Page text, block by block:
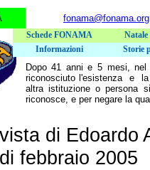
fonama@fonama.org
Dopo 41 anni e 5 mesi,
riconosciuto l'esistenza e la
altra istituzione o persona
riconosce, e per negare la
di Edoardo
febbraio 2005
Schede FONAMA
Informazioni
Storie